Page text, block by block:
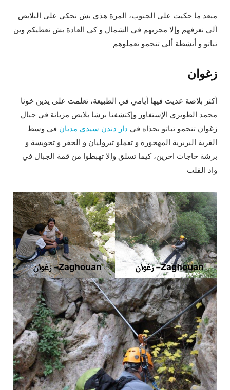
مبعد ما حكيت على الجنوب، المرة هذي بش نحكي على البلايص
ألي نعرفهم وإلا مجربهم في الشمال و كي العادة بش نعطيكم وين
تباتو و أنشطة ألي تنجمو تعملوهم
زغوان
أكثر بلاصة عديت فيها أيامي في الطبيعة، تعلمت على يدين خونا
محمد الطويري الإستغاور وإكتشفنا برشا بلايص مزيانة في جبال
زغوان تنجمو تباتو بحذاه في دار دندن سيدي مديان في وسط
القرية البربرية المهجورة و تعملو تيروليان و الحفر و تحويسة و
برشة حاجات اخرين، كيما تسلق وإلا تهبطوا من قمة الجبال في
واد القلب